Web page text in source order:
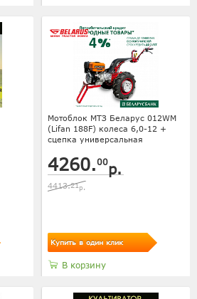
Мотоблок МТЗ Беларус 012WM
(Lifan 188F) колеса 6,0-12 +
сцепка универсальная
4260.00р.
4413.21р.
Купить в один клик
В корзину